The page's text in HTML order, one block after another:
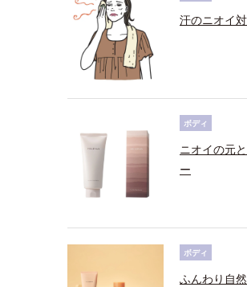
汗のニオイ
ボディ
ニオイの元
ー
ボディ
ふんわり自